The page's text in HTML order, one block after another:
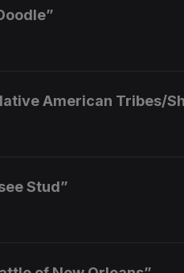
American Tribes/
Stud”